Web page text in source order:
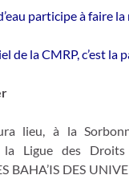
participe à faire la
de la CMRP, c’est la
lieu, à la
la Ligue des Droits
BAHA’IS DES